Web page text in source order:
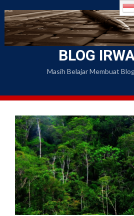
to
content
BLOG
Masih Belajar Membuat